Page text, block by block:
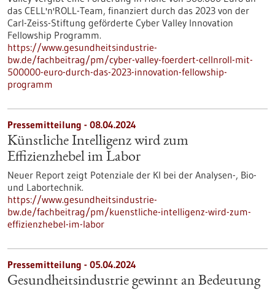
das CELL'n'ROLL-Team, finanziert durch das 2023 von der
Carl-Zeiss-Stiftung geförderte Cyber Valley Innovation
Fellowship Programm.
https://www.gesundheitsindustrie-
bw.de/fachbeitrag/pm/cyber-valley-foerdert-cellnroll-mit-
500000-euro-durch-das-2023-innovation-fellowship-
programm
Pressemitteilung - 08.04.2024
Künstliche Intelligenz wird zum
Effizienzhebel im Labor
Neuer Report zeigt Potenziale der KI bei der Analysen-, Bio-
und Labortechnik.
https://www.gesundheitsindustrie-
bw.de/fachbeitrag/pm/kuenstliche-intelligenz-wird-zum-
effizienzhebel-im-labor
Pressemitteilung - 05.04.2024
Gesundheitsindustrie gewinnt an Bedeutung